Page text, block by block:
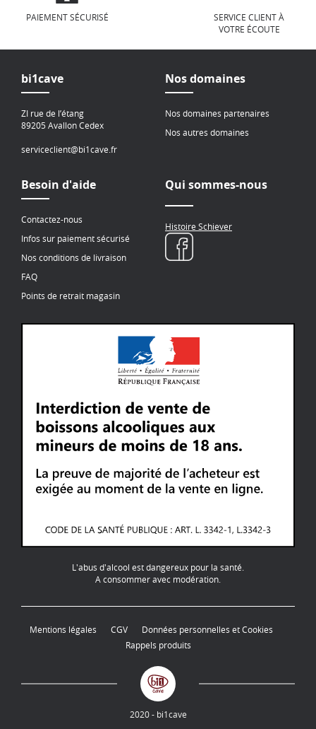
PAIEMENT SÉCURISÉ
SERVICE CLIENT À
VOTRE ÉCOUTE
bi1cave
ZI rue de l’étang
89205 Avallon Cedex
serviceclient@bi1cave.fr
Nos domaines
Nos domaines partenaires
Nos autres domaines
Besoin d'aide
Contactez-nous
Infos sur paiement sécurisé
Nos conditions de livraison
FAQ
Points de retrait magasin
Qui sommes-nous
Histoire Schiever
L'abus d'alcool est dangereux pour la santé.
A consommer avec modération.
Mentions légales CGV
Données personnelles et Cookies
Rappels produits
2020 - bi1cave